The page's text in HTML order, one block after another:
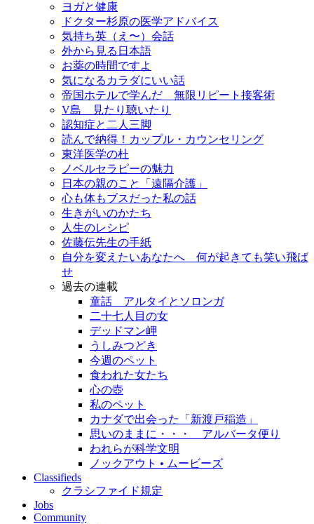
ヨガと健康
ドクター杉原の医学アドバイス
気持ち英（え〜）会話
外から見る日本語
お薬の時間ですよ
気になるカラダにいい話
帝国ホテルで学んだ 無限リピート接客術
V島 見たり聴いたり
認知症と二人三脚
読んで納得！カップル・カウンセリング
東洋医学の杜
ノベルセラピーの魅力
日本の親のこと「遠隔介護」
心も体もブスだった私の話
生きがいのかたち
人生のレシピ
佐藤伝先生の手紙
自分を変えたいあなたへ 何が起きても笑い飛ば
せ
過去の連載
童話 アルタイとソロンガ
二十七人目の女
デッドマン岬
うしみつどき
今週のペット
食われた女たち
心の壺
私のペット
カナダで出会った「新渡戸稲造」
思いのままに・・・ アルバータ便り
われらが科学文明
ノックアウト • ムービーズ
Classifieds
クラシファイド規定
Jobs
Community